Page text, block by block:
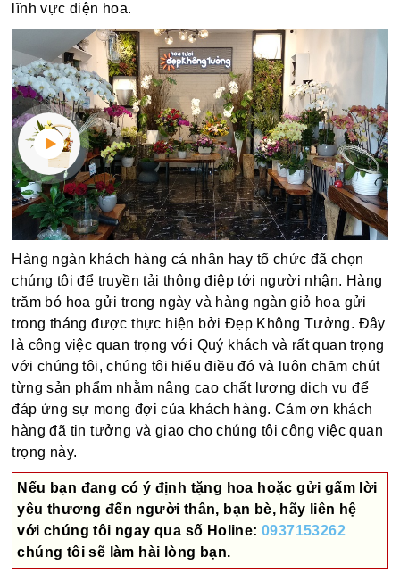
lĩnh vực điện hoa.
Hàng ngàn khách hàng cá nhân hay tổ chức đã chọn
chúng tôi để truyền tải thông điệp tới người nhận. Hàng
trăm bó hoa gửi trong ngày và hàng ngàn giỏ hoa gửi
trong tháng được thực hiện bởi Đẹp Không Tưởng. Đây
là công việc quan trọng với Quý khách và rất quan trọng
với chúng tôi, chúng tôi hiểu điều đó và luôn chăm chút
từng sản phẩm nhằm nâng cao chất lượng dịch vụ để
đáp ứng sự mong đợi của khách hàng. Cảm ơn khách
hàng đã tin tưởng và giao cho chúng tôi công việc quan
trọng này.
Nếu bạn đang có ý định tặng hoa hoặc gửi gấm lời
yêu thương đến người thân, bạn bè, hãy liên hệ
với chúng tôi ngay qua số Holine:0937153262
chúng tôi sẽ làm hài lòng bạn.